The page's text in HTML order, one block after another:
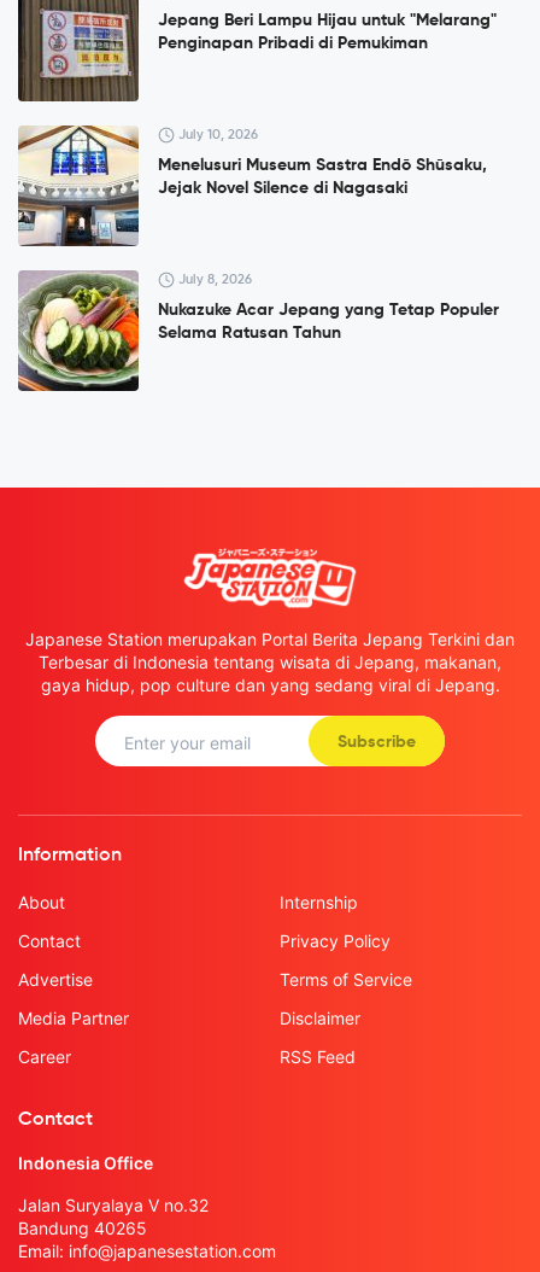
Jepang Beri Lampu Hijau untuk "Melarang"
Penginapan Pribadi di Pemukiman
July 10, 2026
Menelusuri Museum Sastra Endō Shūsaku,
Jejak Novel Silence di Nagasaki
July 8, 2026
Nukazuke Acar Jepang yang Tetap Populer
Selama Ratusan Tahun
Japanese Station merupakan Portal Berita Jepang Terkini dan
Terbesar di Indonesia tentang wisata di Jepang, makanan,
gaya hidup, pop culture dan yang sedang viral di Jepang.
Subscribe
Information
About
Contact
Advertise
Media Partner
Career
Internship
Privacy Policy
Terms of Service
Disclaimer
RSS Feed
Contact
Indonesia Office
Jalan Suryalaya V no.32
Bandung 40265
Email: info@japanesestation.com